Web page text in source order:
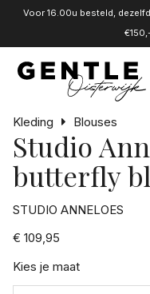
Voor 16.00u besteld,
Kleding Blouses
Studio
butterfly
STUDIO ANNELOES
€ 109,95
Kies je maat